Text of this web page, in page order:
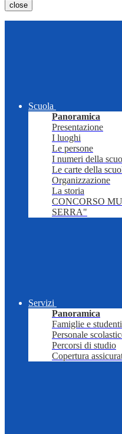
close
Scuola
Panoramica
Presentazione
I luoghi
Le persone
I numeri della
Le carte della
Organizzazione
La storia
CONCORSO
SERRA"
Servizi
Panoramica
Famiglie e studenti
Personale
Percorsi di studio
Copertura